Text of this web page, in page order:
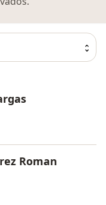
Roman